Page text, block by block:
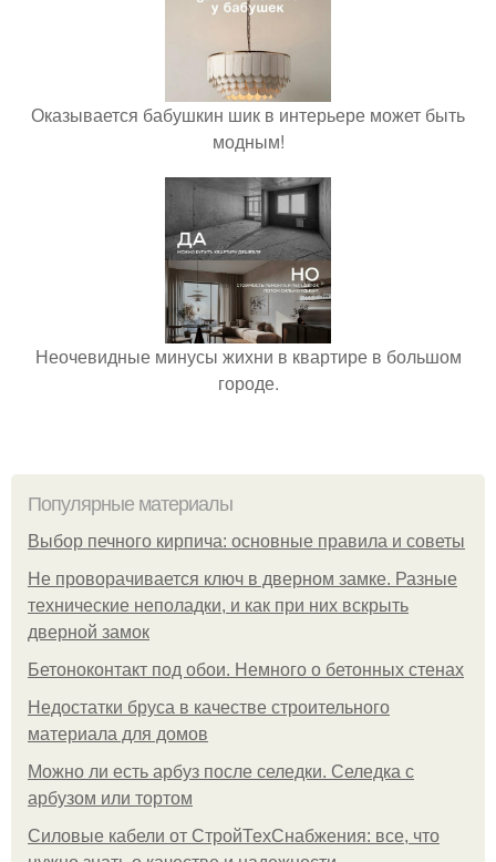
Оказывается бабушкин шик в интерьере может быть
модным!
Неочевидные минусы жихни в квартире в большом
городе.
Популярные материалы
Выбор печного кирпича: основные правила и советы
Не проворачивается ключ в дверном замке. Разные
технические неполадки, и как при них вскрыть
дверной замок
Бетоноконтакт под обои. Немного о бетонных стенах
Недостатки бруса в качестве строительного
материала для домов
Можно ли есть арбуз после селедки. Селедка с
арбузом или тортом
Силовые кабели от СтройТехСнабжения: все, что